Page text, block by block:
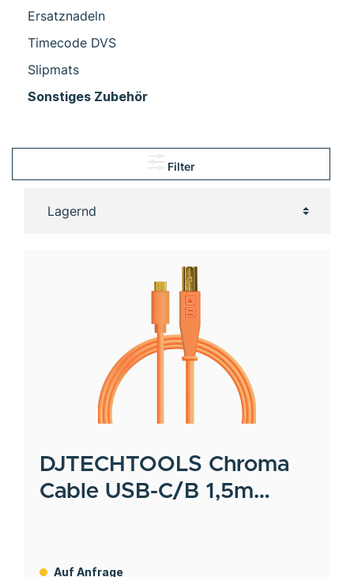
Ersatznadeln
Timecode DVS
Slipmats
Sonstiges Zubehör
Filter
DJTECHTOOLS Chroma
Cable USB-C/B 1,5m
Auf Anfrage